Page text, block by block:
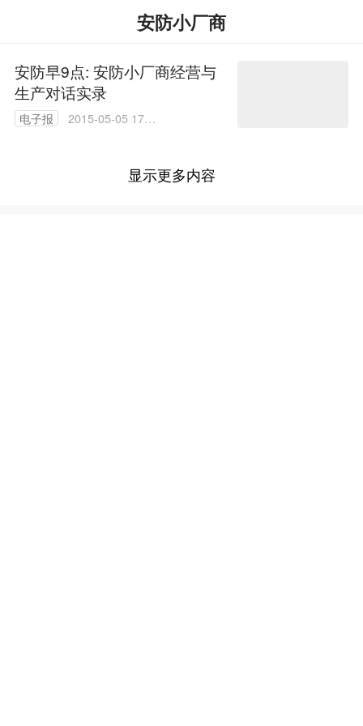
安防小厂商
安防早9点: 安防小厂商经营与
生产对话实录
电子报
2015-05-05 17:5
显示更多内容